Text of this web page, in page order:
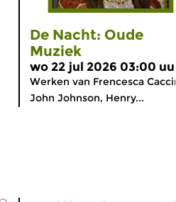
De Nacht: Oude
Muziek
wo 22 jul 2026 03:00
Werken van Frencesca
John Johnson, Henry...